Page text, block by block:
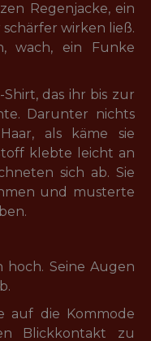
Regenjacke, ein
wirken ließ.
wach, ein Funke
das ihr bis zur
Darunter nichts
als käme sie
klebte leicht an
sich ab. Sie
und musterte
hoch. Seine Augen
auf die Kommode
Blickkontakt zu